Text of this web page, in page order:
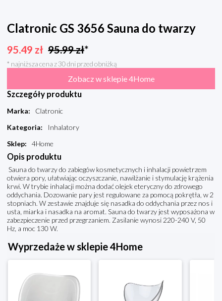
Clatronic GS 3656 Sauna do twarzy
95.49 zł 95.99zł*
* najniższa cena z 30 dni przed obniżką
Zobacz w sklepie 4Home
Szczegóły produktu
Marka:
Clatronic
Kategoria:
Inhalatory
Sklep: 4Home
Opis produktu
Sauna do twarzy do zabiegów kosmetycznych i inhalacji powietrzem
otwiera pory, ułatwiając oczyszczanie, nawilżanie i stymulację krążenia
krwi. W trybie inhalacji można dodać olejek eteryczny do zdrowego
oddychania. Dozowanie pary jest regulowane za pomocą pokrętła, w 2
stopniach. W zestawie znajduje się nasadka do oddychania przez nos i
usta, miarka i nasadka na aromat. Sauna do twarzy jest wyposażona w
zabezpieczenie przed przegrzaniem. Zasilanie wynosi 220-240 V, 50
Hz, a moc 130 W.
Wyprzedaże w sklepie 4Home